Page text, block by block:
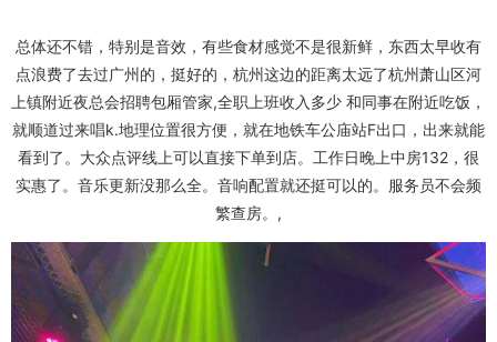
总体还不错，特别是音效，有些食材感觉不是很新鲜，东西太早收有
点浪费了去过广州的，挺好的，杭州这边的距离太远了杭州萧山区河
上镇附近夜总会招聘包厢管家,全职上班收入多少 和同事在附近吃饭，
就顺道过来唱k.地理位置很方便，就在地铁车公庙站F出口，出来就能
看到了。大众点评线上可以直接下单到店。工作日晚上中房132，很
实惠了。音乐更新没那么全。音响配置就还挺可以的。服务员不会频
繁查房。,